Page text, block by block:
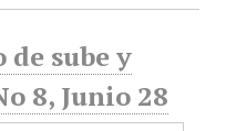
de sube y
8, Junio 28